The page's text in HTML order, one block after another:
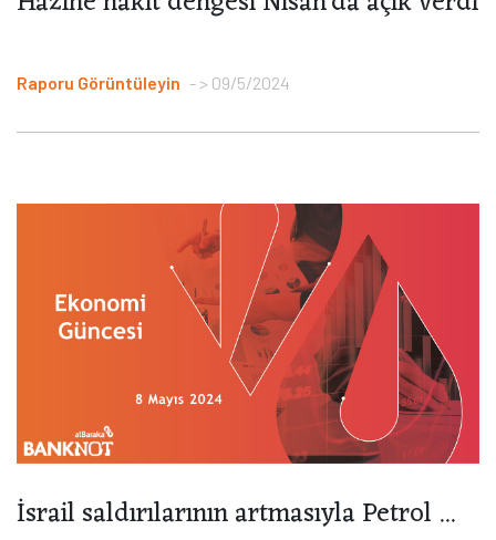
Raporu Görüntüleyin > 09/5/2024
İsrail saldırılarının artmasıyla Petrol ...